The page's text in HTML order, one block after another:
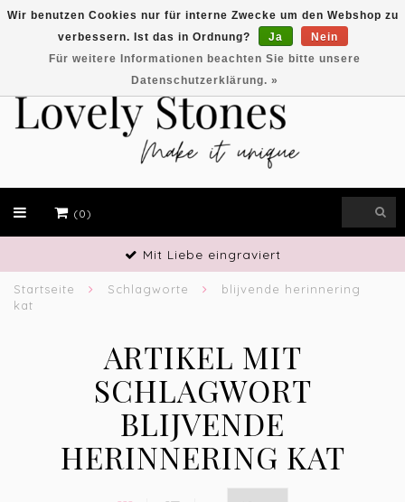
EUR
(0)
Handwerkliches Geschick
Startseite Schlagworte
blijvende herinnering
kat
ARTIKEL MIT
SCHLAGWORT
BLIJVENDE
HERINNERING KAT
Wir benutzen Cookies nur für interne Zwecke um den Webshop zu
verbessern. Ist das in Ordnung?
Ja
Nein
Für weitere Informationen beachten Sie bitte unsere
Datenschutzerklärung. »